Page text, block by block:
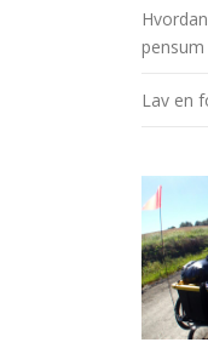
pensum
Lav en